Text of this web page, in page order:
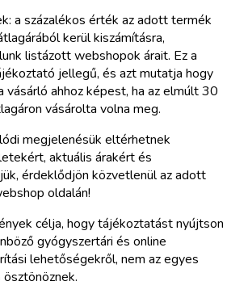
a százalékos érték az adott termék
kerül kiszámításra,
listázott webshopok árait. Ez a
jellegű, és azt mutatja hogy
ahhoz képest, ha az elmúlt 30
vásárolta volna meg.
megjelenésük eltérhetnek
aktuális árakért és
érdeklődjön közvetlenül az adott
oldalán!
célja, hogy tájékoztatást nyújtson
gyógyszertári és online
lehetőségekről, nem az egyes